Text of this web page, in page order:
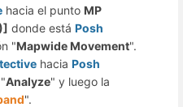
hacia el punto MP
donde está Posh
"Mapwide Movement".
hacia Posh
Analyze" y luego la
".